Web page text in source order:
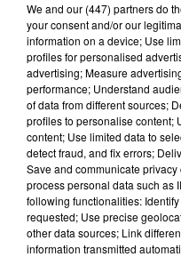
Lecture (1 min
100%
We and our (447) partnersdo
your consent and/or our
information on a device; Use
profiles for personalised
advertising; Measure
performance; Understand
of data from different sources;
profiles to personalise content;
content; Use limited data to
detect fraud, and fix errors;
Save and communicate
process personal data such as
following functionalities:
requested; Use precise
other data sources; Link
information transmitted